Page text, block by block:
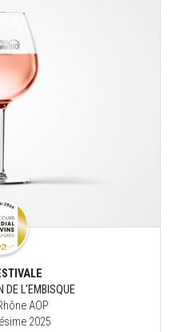
DE L'EMBISQUE
AOP
2025